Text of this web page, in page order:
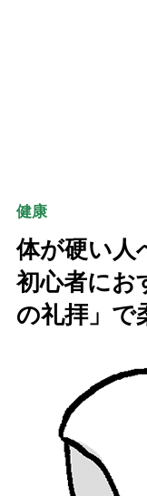
健康
体が硬い人
初心者にお
の礼拝」で